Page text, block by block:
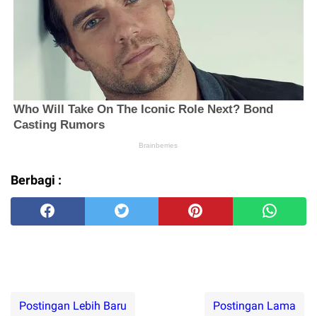
Berbagi :
Postingan Lebih Baru Postingan Lama